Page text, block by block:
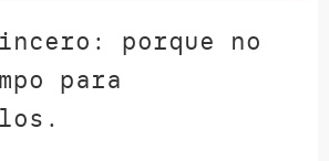
porque no
para